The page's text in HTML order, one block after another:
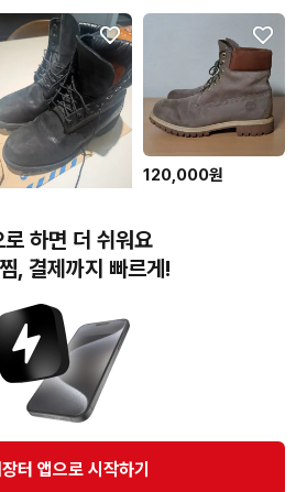
랜드 6인치 블랙 270
120,000원
및 기타 법적고지
판매의 당사자가 아닙니다. 전자상거래 등에서의
번개장터㈜의 약관에 따라 상품, 상품정보, 거래에 관한 책임은
는 원칙적으로 회원간 거래에 대하여 책임을 지지 않습니다.
에 대한 책임은 번개장터㈜에게 귀속합니다.
로 하면 더 쉬워요
, 결제까지 빠르게!
터 앱으로 시작하기